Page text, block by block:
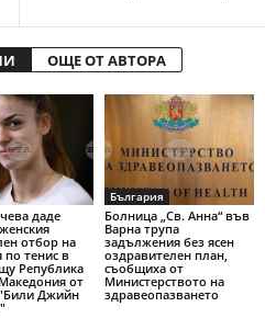
ОЩЕ ОТ АВТОРА
даде
отбор на
по тенис в
Република
от
Джийн
България
Болница „Св. Анна“ във
Варна трупа
задължения без ясен
оздравителен план,
съобщиха от
Министерството на
здравеопазването